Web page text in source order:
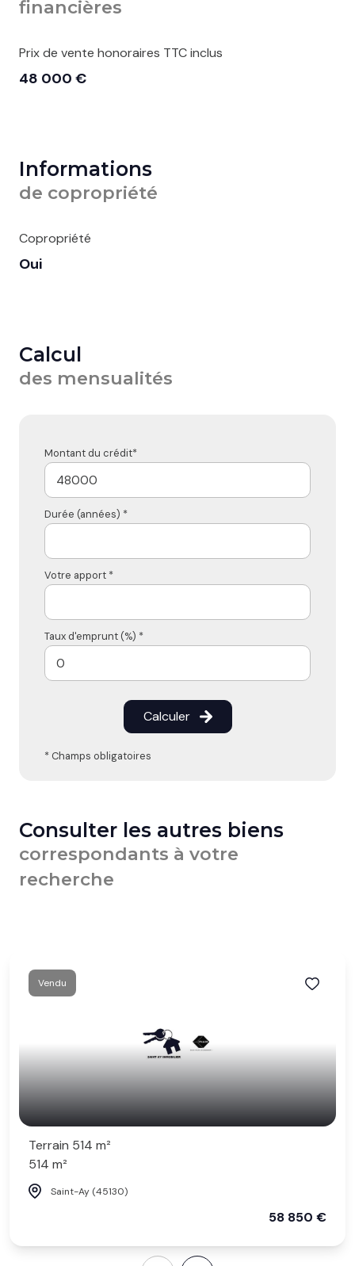
financières
Prix de vente honoraires TTC inclus
48 000 €
Informations
de copropriété
Copropriété
Oui
Calcul
des mensualités
Montant du crédit*
Durée (années) *
Votre apport *
Taux d'emprunt (%) *
Calculer
* Champs obligatoires
Consulter les autres biens
correspondants à votre
recherche
Vendu
Terrain 514 m²
514 m²
Saint-Ay (45130)
58 850 €